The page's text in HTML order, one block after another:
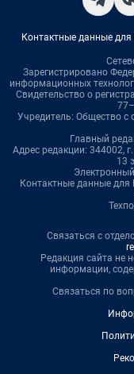
Контактные данные
Зарегистрировано
информационных
Свидетельство о
Учредитель: Общество с
Главный
Адрес редакции: 344002,
13
Контактные данные для
Связаться с
Редакция сайта не
информации,
Связаться по